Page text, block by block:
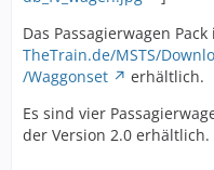
Das Passagierwagen
TheTrain.de/MSTS/
/Waggonset
erhältlich.
Es sind vier
der Version 2.0 erhältlich.